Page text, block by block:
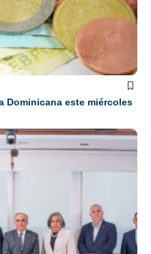
Dominicana este miércoles